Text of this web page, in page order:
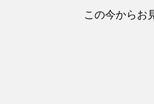
この今からお